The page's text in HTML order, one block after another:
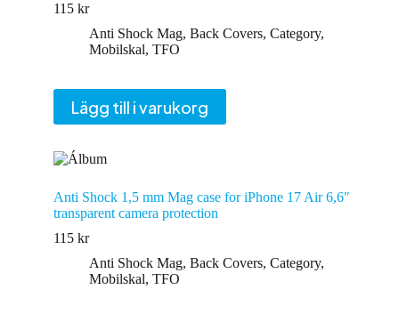
115 kr
Anti Shock Mag, Back Covers, Category,
Mobilskal, TFO
Lägg till i varukorg
Anti Shock 1,5 mm Mag case for iPhone 17 Air 6,6″
transparent camera protection
115 kr
Anti Shock Mag, Back Covers, Category,
Mobilskal, TFO